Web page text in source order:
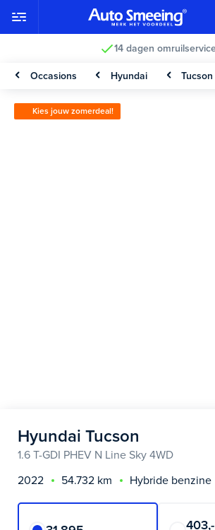
Occasions Hyundai Tucson
Kies jouw zomerdeal!
Hyundai Tucson
1.6 T-GDI PHEV N Line Sky 4WD
2022
54.732 km Hybride benzine
403,-